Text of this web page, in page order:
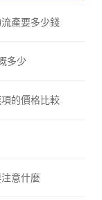
產要多少錢
多少
的價格比較
意什麼